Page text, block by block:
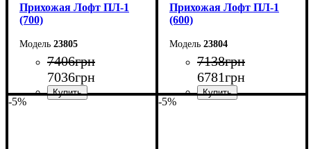
Прихожая Лофт ПЛ-1
(700)
23805
7406грн
7036грн
Прихожая Лофт ПЛ-1
(600)
23804
7138грн
6781грн
-5% -5%